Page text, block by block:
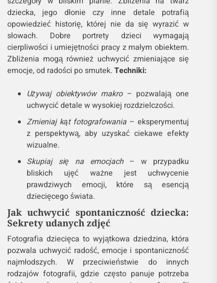
nastroju zdjęcia, takie jak zielony park czy
piaszczysta plaża.
Obserwuj dziecko– bądź gotów na
spontaniczne momenty i pozwól dziecku
naturalnie się bawić.
4. Ujęcia z bliska – jak uchwycić
Nie zawsze chodzi o szeroki kadr – czasami
najpiękniejsze zdjęcia to te, które uchwycą emocje i
szczegóły w bliskim planie. Zbliżenia na twarz
dziecka, jego dłonie czy inne detale potrafią
opowiedzieć historię, której nie da się wyrazić w
słowach. Dobre portrety dzieci wymagają
cierpliwości i umiejętności pracy z małym obiektem.
Zbliżenia mogą również uchwycić zmieniające się
emocje, od radości po smutek.
Używaj obiektywów makro– pozwalają one
uchwycić detale w wysokiej rozdzielczości.
Zmieniaj kąt fotografowania– eksperymentuj
z perspektywą, aby uzyskać ciekawe efekty
wizualne.